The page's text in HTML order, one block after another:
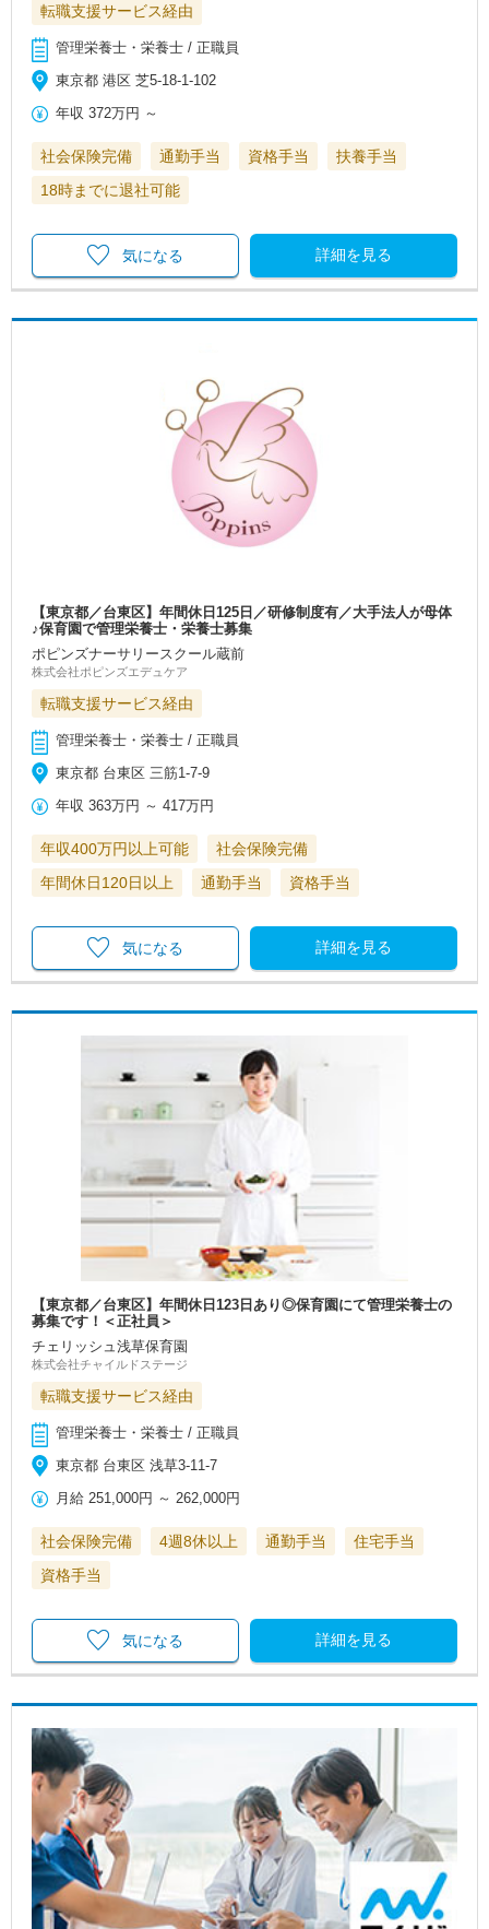
転職支援サービス経由
管理栄養士・栄養士 / 正職員
東京都 港区 芝5-18-1-102
年収 372万円 ～
社会保険完備 通勤手当 資格手当
扶養手当
18時までに退社可能
詳細を見る
気になる
【東京都／台東区】年間休日125日／研修制度有／大手法人が母体
♪保育園で管理栄養士・栄養士募集
ポピンズナーサリースクール蔵前
株式会社ポピンズエデュケア
転職支援サービス経由
管理栄養士・栄養士 / 正職員
東京都 台東区 三筋1-7-9
年収 363万円 ～417万円
年収400万円以上可能
社会保険完備
年間休日120日以上
通勤手当 資格手当
詳細を見る
気になる
【東京都／台東区】年間休日123日あり◎保育園にて管理栄養士の
募集です！＜正社員＞
チェリッシュ浅草保育園
株式会社チャイルドステージ
転職支援サービス経由
管理栄養士・栄養士 / 正職員
東京都 台東区 浅草3-11-7
月給 251,000円 ～262,000円
社会保険完備 4週8休以上 通勤手当
住宅手当
資格手当
詳細を見る
気になる